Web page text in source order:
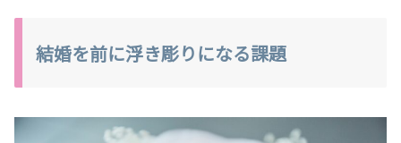
結婚を前に浮き彫りになる課題